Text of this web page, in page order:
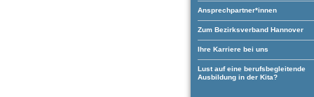
Ansprechpartner*innen
Zum Bezirksverband Hannover
Ihre Karriere bei uns
Lust auf eine berufsbegleitende
Ausbildung in der Kita?